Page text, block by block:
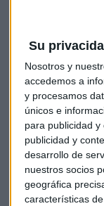
Su
Nosotros y
accedemos a
y procesamos
únicos e
para publicidad
publicidad y
desarrollo de
nuestros socios
geográfica
características
a final de
por supuesto.
Escucha aquí el
detalles de la